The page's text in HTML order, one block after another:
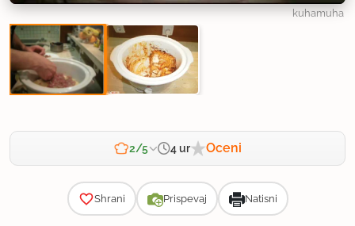
kuhamuha
2/5 4 ur Oceni
Shrani Prispevaj Natisni